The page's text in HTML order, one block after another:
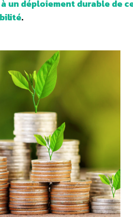
un déploiement durable de
.